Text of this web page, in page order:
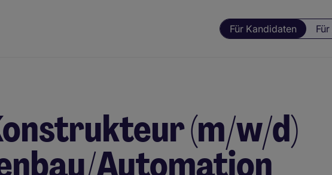
Für Kandidaten
(m/w/d)
Automation